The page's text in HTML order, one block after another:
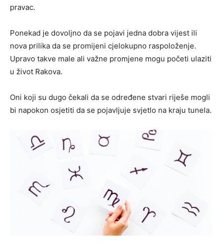
pravac.
Ponekad je dovoljno da se pojavi jedna dobra vijest ili
nova prilika da se promijeni cjelokupno raspoloženje.
Upravo takve male ali važne promjene mogu početi ulaziti
u život Rakova.
Oni koji su dugo čekali da se određene stvari riješe mogli
bi napokon osjetiti da se pojavljuje svjetlo na kraju tunela.